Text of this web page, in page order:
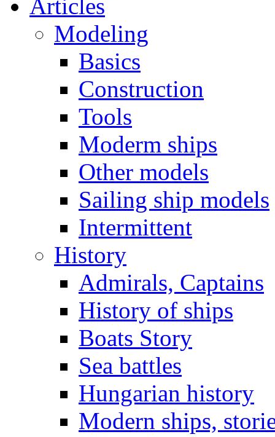
Articles
Modeling
Basics
Construction
Tools
Moderm ships
Other models
Sailing ship models
Intermittent
History
Admirals, Captains
History of ships
Boats Story
Sea battles
Hungarian history
Modern ships,